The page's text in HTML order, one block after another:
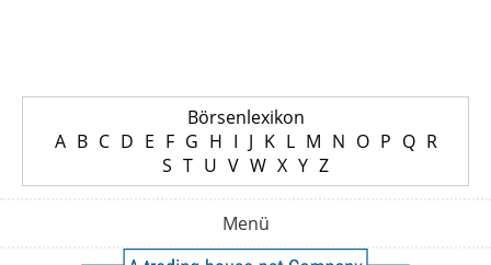
Börsenlexikon
A B C D E F G H I J K L M N O P Q R
S T U V W X Y Z
Menü